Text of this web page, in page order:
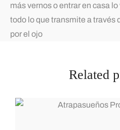
más vernos o entrar en casa
todo lo que transmite a través
por el ojo
Related